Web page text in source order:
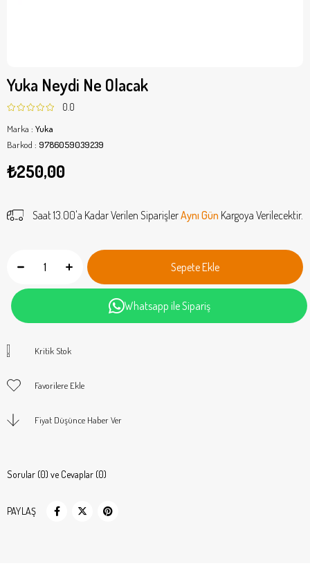
Yuka Neydi Ne Olacak
0.0
Marka : Yuka
Barkod : 9786059039239
₺250,00
Saat 13.00'a Kadar Verilen SiparişlerAynı Gün Kargoya Verilecektir.
Whatsapp ile Sipariş
Kritik Stok
Favorilere Ekle
Fiyat Düşünce Haber Ver
Sorular (0) ve Cevaplar (0)
PAYLAŞ